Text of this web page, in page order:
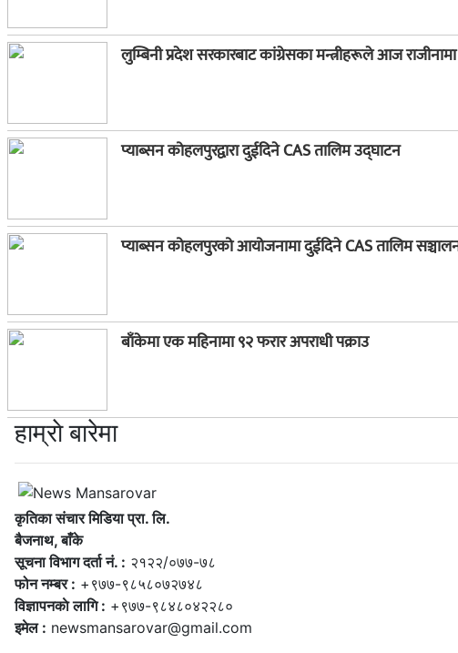
लुम्बिनी प्रदेश सरकारबाट कांग्रेसका मन्त्रीहरूले आज
प्याब्सन कोहलपुरद्वारा दुईदिने CAS तालिम उद्घाटन
प्याब्सन कोहलपुरको आयोजनामा दुईदिने CAS तालिम
बाँकेमा एक महिनामा ९२ फरार अपराधी पक्राउ
हाम्राे बारेमा
कृतिका संचार मिडिया प्रा. लि.
बैजनाथ, बाँके
सूचना विभाग दर्ता नं. : २१२२/०७७-७८
फोन नम्बर : +९७७-९८५८०७२७४८
विज्ञापनकाे लागि : +९७७-९८४८०४२२८०
इमेल : newsmansarovar@gmail.com